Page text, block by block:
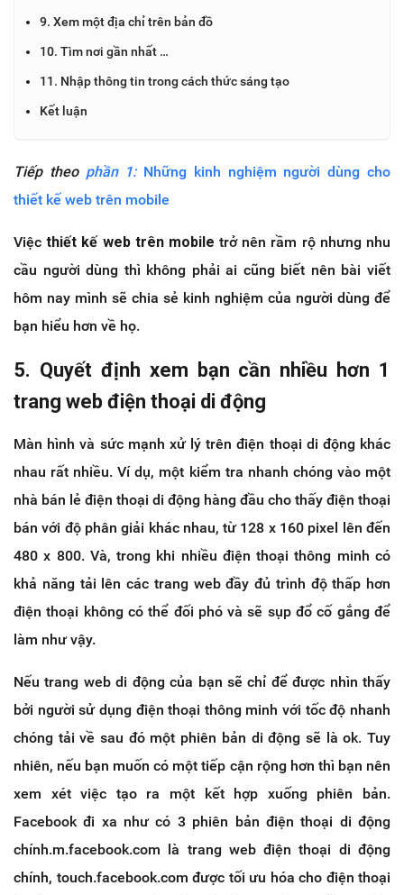
9. Xem một địa chỉ trên bản đồ
10. Tìm nơi gần nhất …
11. Nhập thông tin trong cách thức sáng tạo
Kết luận
Tiếp theo phần 1:Những kinh nghiệm người dùng cho
thiết kế web trên mobile
Việcthiết kế web trên mobile trở nên rầm rộ nhưng nhu
cầu người dùng thì không phải ai cũng biết nên bài viết
hôm nay mình sẽ chia sẻ kinh nghiệm của người dùng để
bạn hiểu hơn về họ.
5. Quyết định xem bạn cần nhiều hơn 1
trang web điện thoại di động
Màn hình và sức mạnh xử lý trên điện thoại di động khác
nhau rất nhiều. Ví dụ, một kiểm tra nhanh chóng vào một
nhà bán lẻ điện thoại di động hàng đầu cho thấy điện thoại
bán với độ phân giải khác nhau, từ 128 x 160 pixel lên đến
480 x 800. Và, trong khi nhiều điện thoại thông minh có
khả năng tải lên các trang web đầy đủ trình độ thấp hơn
điện thoại không có thể đối phó và sẽ sụp đổ cố gắng để
làm như vậy.
Nếu trang web di động của bạn sẽ chỉ để được nhìn thấy
bởi người sử dụng điện thoại thông minh với tốc độ nhanh
chóng tải về sau đó một phiên bản di động sẽ là ok. Tuy
nhiên, nếu bạn muốn có một tiếp cận rộng hơn thì bạn nên
xem xét việc tạo ra một kết hợp xuống phiên bản.
Facebook đi xa như có 3 phiên bản điện thoại di động
chính.m.facebook.com là trang web điện thoại di động
chính, touch.facebook.com được tối ưu hóa cho điện thoại